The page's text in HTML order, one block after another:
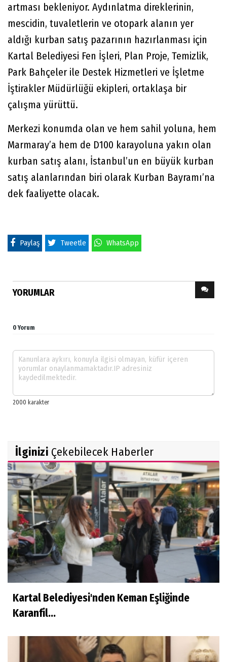
artması bekleniyor. Aydınlatma direklerinin,
mescidin, tuvaletlerin ve otopark alanın yer
aldığı kurban satış pazarının hazırlanması için
Kartal Belediyesi Fen İşleri, Plan Proje, Temizlik,
Park Bahçeler ile Destek Hizmetleri ve İşletme
İştirakler Müdürlüğü ekipleri, ortaklaşa bir
çalışma yürüttü.
Merkezi konumda olan ve hem sahil yoluna, hem
Marmaray’a hem de D100 karayoluna yakın olan
kurban satış alanı, İstanbul’un en büyük kurban
satış alanlarından biri olarak Kurban Bayramı’na
dek faaliyette olacak.
Paylaş Tweetle WhatsApp
YORUMLAR
0 Yorum
İlginizi Çekebilecek Haberler
Kartal Belediyesi'nden Keman Eşliğinde
Karanfil...